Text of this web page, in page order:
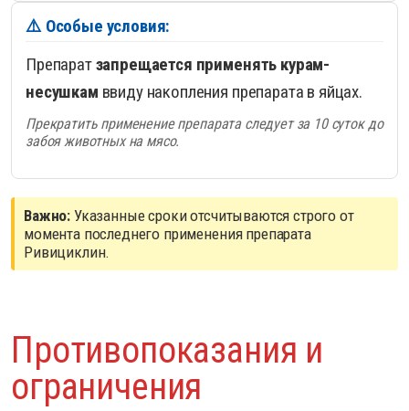
⚠️ Особые условия:
Препаратзапрещается применять курам-
несушкам ввиду накопления препарата в яйцах.
Прекратить применение препарата следует за 10 суток до
забоя животных на мясо.
Важно: Указанные сроки отсчитываются строго от
момента последнего применения препарата
Ривициклин.
Противопоказания и
ограничения